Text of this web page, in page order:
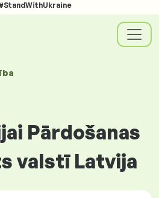
#StandWithUkraine
Pārdošanas
valstī Latvija